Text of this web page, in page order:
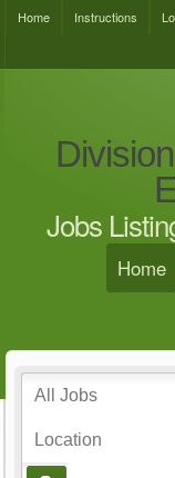
Home Instructions
Jobs
Home